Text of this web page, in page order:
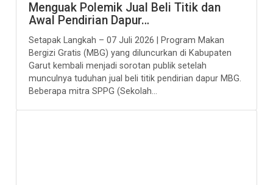
Menguak Polemik Jual Beli Titik dan
Awal Pendirian Dapur…
Setapak Langkah – 07 Juli 2026 | Program Makan
Bergizi Gratis (MBG) yang diluncurkan di Kabupaten
Garut kembali menjadi sorotan publik setelah
munculnya tuduhan jual beli titik pendirian dapur MBG.
Beberapa mitra SPPG (Sekolah...